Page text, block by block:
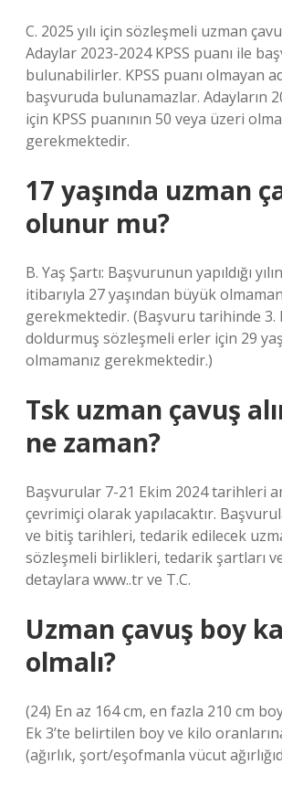
C. 2025 yılı için sözleşmeli uzman
Adaylar 2023-2024 KPSS puanı ile
bulunabilirler. KPSS puanı olmayan
başvuruda bulunamazlar. Adayların
için KPSS puanının 50 veya üzeri
gerekmektedir.
17 yaşında uzman
olunur mu?
B. Yaş Şartı: Başvurunun yapıldığı
itibarıyla 27 yaşından büyük
gerekmektedir. (Başvuru tarihinde 3.
doldurmuş sözleşmeli erler için 29
olmamanız gerekmektedir.)
Tsk uzman çavuş
ne zaman?
Başvurular 7-21 Ekim 2024 tarihleri
çevrimiçi olarak yapılacaktır.
ve bitiş tarihleri, tedarik edilecek
sözleşmeli birlikleri, tedarik şartları
detaylara www..tr ve T.C.
Uzman çavuş boy
olmalı?
(24) En az 164 cm, en fazla 210 cm
Ek 3’te belirtilen boy ve kilo
(ağırlık, şort/eşofmanla vücut